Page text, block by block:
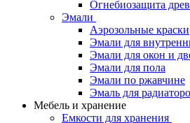
Огнебиозащита
Эмали
Аэрозольные краски
Эмали для
Эмали для окон и
Эмали для пола
Эмали по ржавчине
Эмаль для
Мебель и хранение
Емкости для хранения